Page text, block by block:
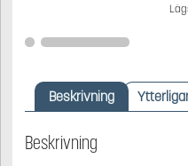
Beskrivning
Beskrivning